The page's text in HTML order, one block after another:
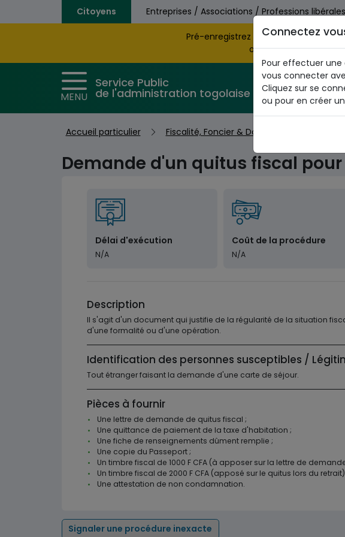
Aller au contenu principal
Citoyens Entreprises / Associations / Professions libérales
Pré-enregistrez vous dès
obtenez votre
MENU
Service Public
de l'administration togolaise
Accueil particulier Fiscalité, Foncier & Douanes
Demande d'un quitus fiscal
Délai d'exécution
N/A
Coût de la procédure
N/A
Description
Il s'agit d'un document qui justifie de la régularité de la situation
d'une formalité ou d'une opération.
Identification des personnes susceptibles /
Tout étranger faisant la demande d'une carte de séjour.
Pièces à fournir
Une lettre de demande de quitus fiscal ;
Une quittance de paiement de la taxe d'habitation ;
Une fiche de renseignements dûment remplie ;
Une copie du Passeport ;
Un timbre fiscal de 1000 F CFA (à apposer sur la lettre de
Un timbre fiscal de 2000 F CFA (apposé sur le quitus lors du retrait)
Une attestation de non condamnation.
Signaler une procédure inexacte
Connectez
Pour effectuer une
vous connecter
Cliquez sur se
ou pour en créer